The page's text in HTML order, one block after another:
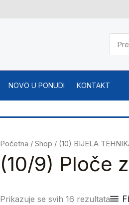
NOVO U PONUDI KONTAKT
Početna / Shop / (10) BIJELA
(10/9) Ploče
Prikazuje se svih 16 rezultata